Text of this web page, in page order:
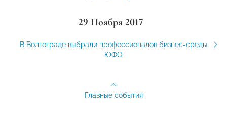
29 Ноября 2017
В Волгограде выбрали профессионалов бизнес-среды
ЮФО
Главные события